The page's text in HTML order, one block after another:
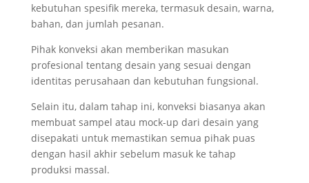
kebutuhan spesifik mereka, termasuk desain, warna,
bahan, dan jumlah pesanan.
Pihak konveksi akan memberikan masukan
profesional tentang desain yang sesuai dengan
identitas perusahaan dan kebutuhan fungsional.
Selain itu, dalam tahap ini, konveksi biasanya akan
membuat sampel atau mock-up dari desain yang
disepakati untuk memastikan semua pihak puas
dengan hasil akhir sebelum masuk ke tahap
produksi massal.